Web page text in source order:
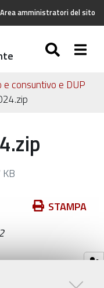
Area amministratori del sito
consuntivo e DUP
STAMPA